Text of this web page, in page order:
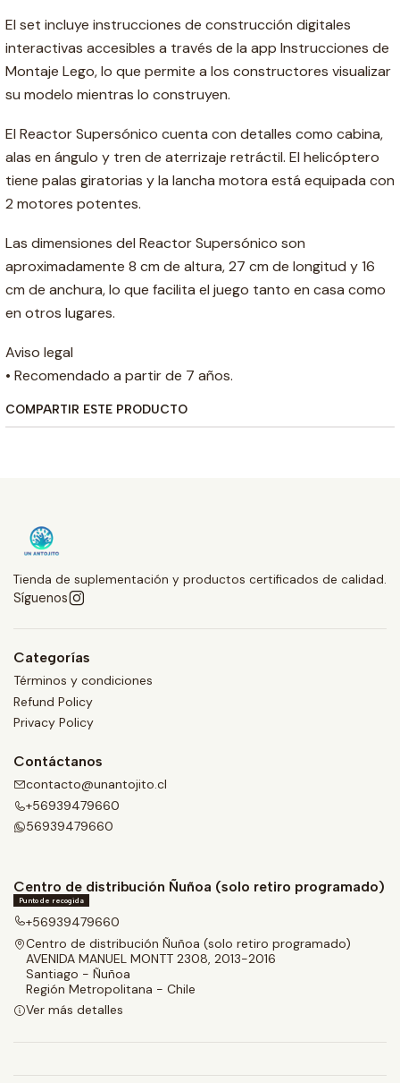
El set incluye instrucciones de construcción digitales
interactivas accesibles a través de la app Instrucciones de
Montaje Lego, lo que permite a los constructores visualizar
su modelo mientras lo construyen.
El Reactor Supersónico cuenta con detalles como cabina,
alas en ángulo y tren de aterrizaje retráctil. El helicóptero
tiene palas giratorias y la lancha motora está equipada con
2 motores potentes.
Las dimensiones del Reactor Supersónico son
aproximadamente 8 cm de altura, 27 cm de longitud y 16
cm de anchura, lo que facilita el juego tanto en casa como
en otros lugares.
Aviso legal
• Recomendado a partir de 7 años.
COMPARTIR ESTE PRODUCTO
Tienda de suplementación y productos certificados de calidad.
Síguenos
Categorías
Términos y condiciones
Refund Policy
Privacy Policy
Contáctanos
contacto@unantojito.cl
+56939479660
56939479660
Centro de distribución Ñuñoa (solo retiro programado)
Punto de recogida
+56939479660
Centro de distribución Ñuñoa (solo retiro programado)
AVENIDA MANUEL MONTT 2308, 2013-2016
Santiago - Ñuñoa
Región Metropolitana - Chile
Ver más detalles